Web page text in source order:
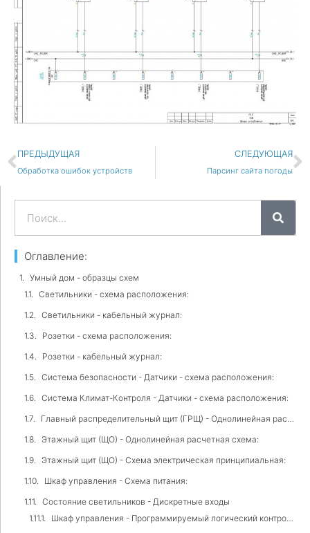
Пред
ПРЕДЫДУЩАЯ
Обработка ошибок устройств
СЛЕДУЮЩАЯ
Парсинг сайта погоды
Оглавление:
Умный дом - образцы схем
Светильники - схема расположения:
Светильники - кабельный журнал:
Розетки - схема расположения:
Розетки - кабельный журнал:
Система безопасности - Датчики - схема расположения:
Система Климат-Контроля - Датчики - схема расположения:
Главный распределительный щит (ГРЩ) - Однолинейная расчетная схема:
Этажный щит (ЩО) - Однолинейная расчетная схема:
Этажный щит (ЩО) - Схема электрическая принципиальная:
Шкаф управления - Схема питания:
Состояние светильников - Дискретные входы
Шкаф управления - Программируемый логический контроллер (PLC)